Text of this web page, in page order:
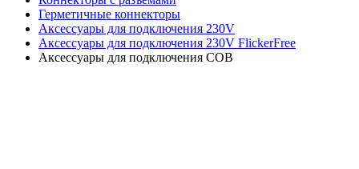
Герметичные коннекторы
Аксессуары для подключения 230V
Аксессуары для подключения 230V FlickerFree
Аксессуары для подключения COB